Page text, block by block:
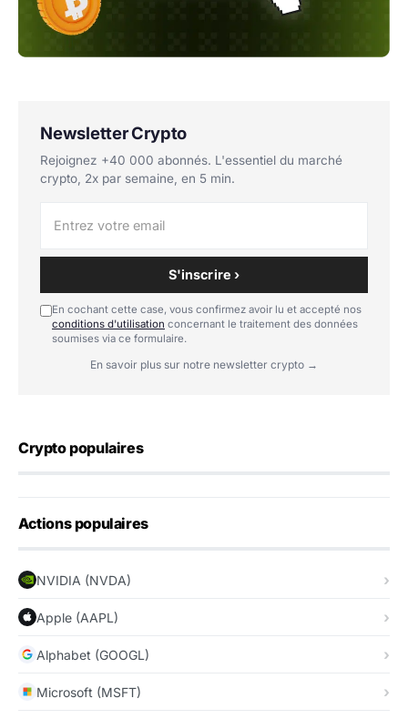
Newsletter Crypto
Rejoignez +40 000 abonnés. L'essentiel du marché
crypto, 2x par semaine, en 5 min.
S'inscrire ›
En cochant cette case, vous confirmez avoir lu et accepté nos
conditions d'utilisation concernant le traitement des données
soumises via ce formulaire.
En savoir plus sur notre newsletter crypto →
Crypto populaires
Actions populaires
NVIDIA (NVDA)
Apple (AAPL)
Alphabet (GOOGL)
Microsoft (MSFT)